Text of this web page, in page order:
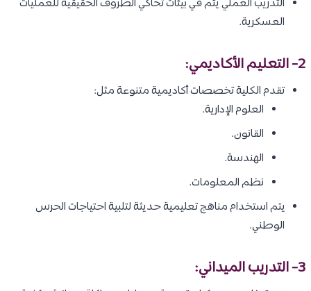
التدريب العملي يتم في بيئات تحاكي الظروف الحقيقية للعمليات
العسكرية.
2- التعليم الأكاديمي:
تقدم الكلية تخصصات أكاديمية متنوعة مثل:
العلوم الإدارية.
القانون.
الهندسة.
نظم المعلومات.
يتم استخدام مناهج تعليمية حديثة لتلبية احتياجات الحرس
الوطني.
3- التدريب الميداني: